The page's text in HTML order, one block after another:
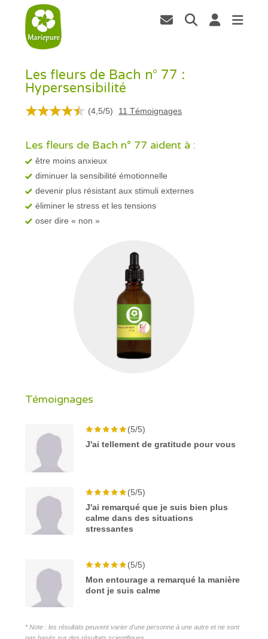
Les fleurs de Bach n° 77 :
Hypersensibilité
(4,5/5) 11 Témoignages
Les fleurs de Bach n° 77 aident à :
être moins anxieux
diminuer la sensibilité émotionnelle
devenir plus résistant aux stimuli externes
éliminer le stress et les tensions
oser dire « non »
Témoignages
(5/5)
J'ai tellement de gratitude pour vous
(5/5)
J'ai remarqué que je suis bien plus
calme dans des situations
stressantes
(5/5)
Mon entourage a remarqué la manière
dont je suis calme
* Note : les résultats peuvent varier d'une personne à une autre et ne sont